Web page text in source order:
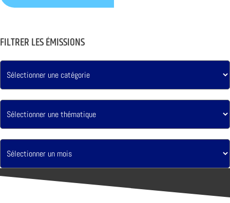
FILTRER LES ÉMISSIONS